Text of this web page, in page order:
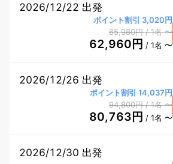
2026/12/22 出発
ポイント割引 3,020円
65,980円/ 1名〜
62,960円 / 1名 〜
2026/12/26 出発
ポイント割引 14,037円
94,800円/ 1名〜
80,763円 / 1名 〜
2026/12/30 出発